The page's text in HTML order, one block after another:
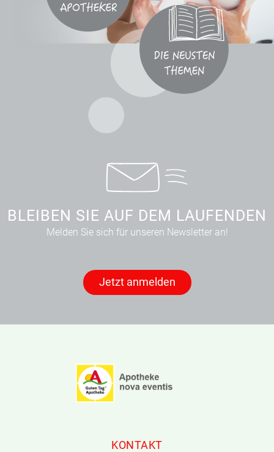
BLEIBEN SIE AUF DEM LAUFENDEN
Melden Sie sich für unseren Newsletter an!
Jetzt anmelden
KONTAKT